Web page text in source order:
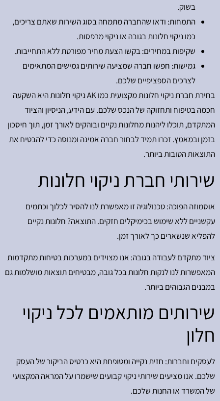
בשוק.
התמחות: ודאו שהחברה מתמחה בסוג השירות שאתם צריכים,
כמו ניקוי חלונות בגובה או ניקוי מרפסות.
שקיפות במחירים: בקשו הצעת מחיר מפורטת ללא התחייבות.
גמישות: חפשו חברה שמציעה שירותים גמישים המתאימים
לצרכים הספציפיים שלכם.
בחירת חברת ניקוי חלונות מקצועית כמו AK ניקוי חלונות היא השקעה
חכמה בטיפוח ותחזוקה של הנכס שלכם. עם הידע, הניסיון והציוד
המתקדם, תוכלו ליהנות מחלונות נקיים ובוהקים לאורך זמן, תוך חיסכון
בזמן ובמאמץ. זכרו תמיד לבחור חברה אמינה ומנוסה כדי להבטיח את
התוצאות הטובות ביותר.
שירותי חברת ניקוי חלונות
אוסמוזה הפוכה: טכנולוגיה זו מאפשרת לנו להסיר לכלוך וכתמים
עקשניים ללא שימוש בכימיקלים חזקים. התוצאה? חלונות נקיים
להפליא שנשארים כך לאורך זמן.
ציוד מתקדם לעבודה בגובה: אנו מצוידים במערכות בטיחות מתקדמות
המאפשרות לנו לנקות חלונות בכל גובה, מבטיחים תוצאות מושלמות גם
במבנים הגבוהים ביותר.
שירותים מותאמים לכל ניקוי
חלון
לעסקים וחברות: חזית נקייה ומטופחת היא כרטיס הביקור של העסק
שלכם. אנו מציעים שירותי ניקוי קבועים שישמרו על המראה המקצועי
של המשרד או החנות שלכם.